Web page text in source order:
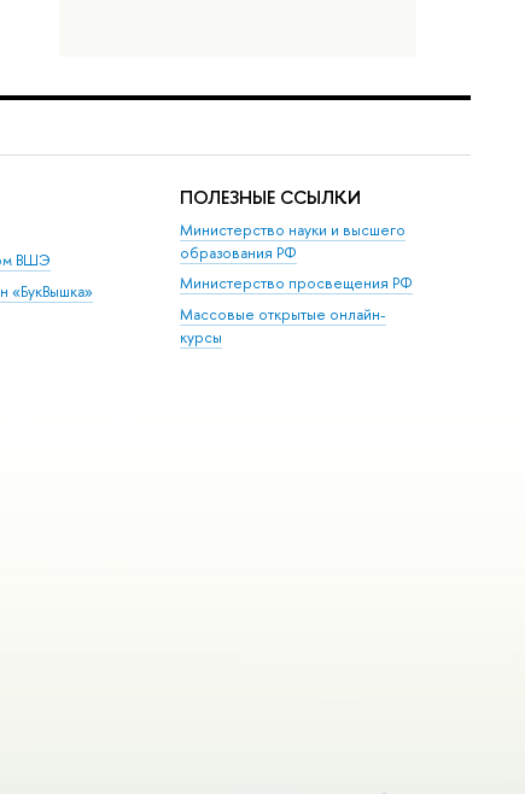
ВШЭ
«БукВышка»
ПОЛЕЗНЫЕ ССЫЛКИ
Министерство науки и высшего
образования РФ
Министерство просвещения РФ
Массовые открытые онлайн-
курсы